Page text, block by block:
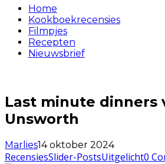
Home
Kookboekrecensies
Filmpjes
Recepten
Nieuwsbrief
Last minute dinners
Unsworth
Marlies14 oktober 2024
RecensiesSlider-PostsUitgelicht0